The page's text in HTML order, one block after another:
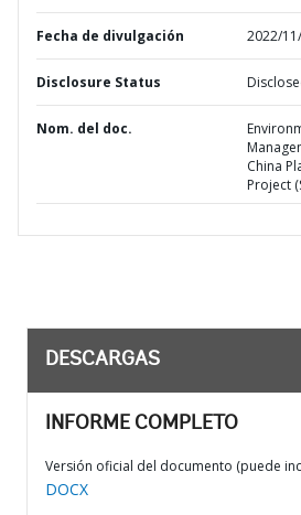
Fecha de divulgación 2022/
Disclosure Status
Nom. del doc.
China
Project
DESCARGAS
INFORME COMPLETO
Versión oficial del documento (puede
DOCX